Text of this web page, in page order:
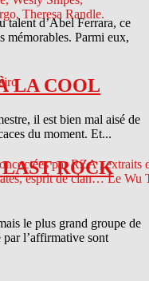
talent d’Abel Ferrara, ce
mémorables. Parmi eux,
LA COOL
il est bien mal aisé de
du moment. Et...
ROCK
le plus grand groupe de
par l’affirmative sont